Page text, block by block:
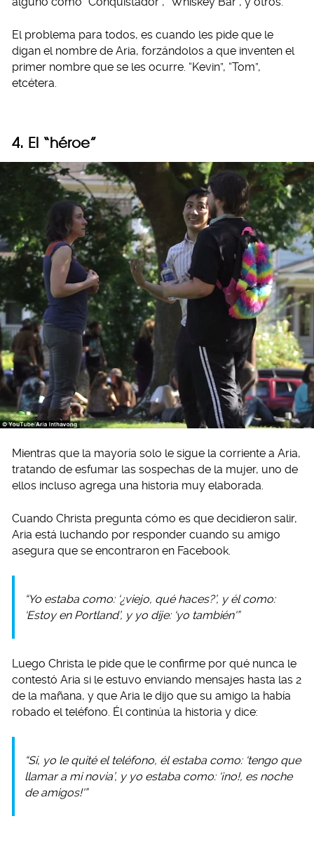
El problema para todos, es cuando les pide que le
digan el nombre de Aria, forzándolos a que inventen el
primer nombre que se les ocurre. “Kevin”, “Tom”,
etcétera.
4. El “héroe”
Mientras que la mayoría solo le sigue la corriente a Aria,
tratando de esfumar las sospechas de la mujer, uno de
ellos incluso agrega una historia muy elaborada.
Cuando Christa pregunta cómo es que decidieron salir,
Aria está luchando por responder cuando su amigo
asegura que se encontraron en Facebook.
“Yo estaba como: ‘¿viejo, qué haces?’, y él como:
‘Estoy en Portland’, y yo dije: ‘yo también'”
Luego Christa le pide que le confirme por qué nunca le
contestó Aria si le estuvo enviando mensajes hasta las 2
de la mañana, y que Aria le dijo que su amigo la había
robado el teléfono. Él continúa la historia y dice:
“Sí, yo le quité el teléfono, él estaba como: ‘tengo que
llamar a mi novia’, y yo estaba como: ‘¡no!, es noche
de amigos!'”